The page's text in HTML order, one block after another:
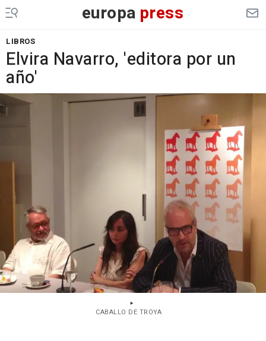
europa press
LIBROS
Elvira Navarro, 'editora por un
año'
CABALLO DE TROYA